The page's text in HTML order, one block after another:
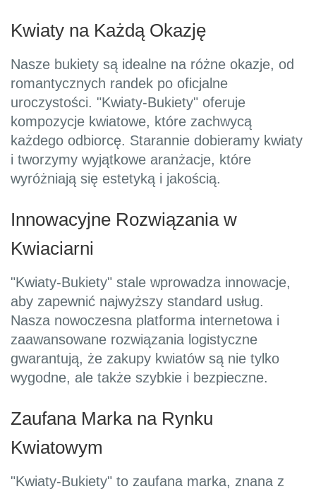
Kwiaty na Każdą Okazję
Nasze bukiety są idealne na różne okazje, od
romantycznych randek po oficjalne
uroczystości. "Kwiaty-Bukiety" oferuje
kompozycje kwiatowe, które zachwycą
każdego odbiorcę. Starannie dobieramy kwiaty
i tworzymy wyjątkowe aranżacje, które
wyróżniają się estetyką i jakością.
Innowacyjne Rozwiązania w
Kwiaciarni
"Kwiaty-Bukiety" stale wprowadza innowacje,
aby zapewnić najwyższy standard usług.
Nasza nowoczesna platforma internetowa i
zaawansowane rozwiązania logistyczne
gwarantują, że zakupy kwiatów są nie tylko
wygodne, ale także szybkie i bezpieczne.
Zaufana Marka na Rynku
Kwiatowym
"Kwiaty-Bukiety" to zaufana marka, znana z